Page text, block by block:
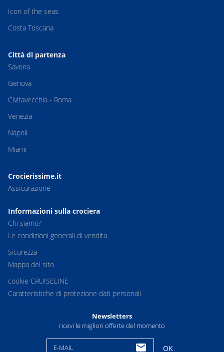
Icon of the seas
Costa Toscana
Città di partenza
Savona
Genova
Civitavecchia - Roma
Venezia
Napoli
Miami
Crocierissime.it
Assicurazione
Informazioni sulla crociera
Chi siamo?
Le condizioni generali di vendita
Sicurezza
Mappa del sito
cookie CRUISELINE
Caratteristiche di protezione dati personali
Newsletters
ricevi le migliori offerte del momento
E-MAIL OK